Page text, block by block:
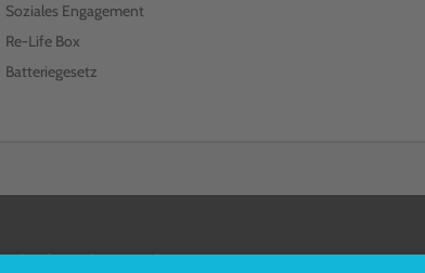
Soziales Engagement
Re-Life Box
Batteriegesetz
FOLGEN SIE UNS